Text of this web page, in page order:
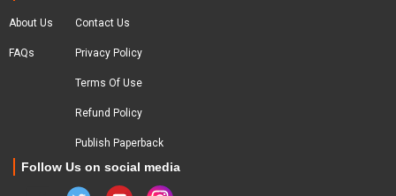
About Us
FAQs
Contact Us
Privacy Policy
Terms Of Use
Refund Policy
Publish Paperback
Follow Us on social media